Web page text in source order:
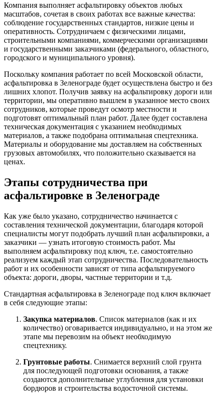
Компания выполняет асфальтировку объектов любых
масштабов, сочетая в своих работах все важные качества:
соблюдение государственных стандартов, низкие цены и
оперативность. Сотрудничаем с физическими лицами,
строительными компаниями, коммерческими организациями
и государственными заказчиками (федерального, областного,
городского и муниципального уровня).
Поскольку компания работает по всей Московской области,
асфальтировка в Зеленограде будет осуществлена быстро и без
лишних хлопот. Получив заявку на асфальтировку дороги или
территории, мы оперативно вышлем в указанное место своих
сотрудников, которые проведут осмотр местности и
подготовят оптимальный план работ. Далее будет составлена
техническая документация с указанием необходимых
материалов, а также подобрана оптимальная спецтехника.
Материалы и оборудование мы доставляем на собственных
грузовых автомобилях, что положительно сказывается на
ценах.
Этапы сотрудничества при
асфальтировке в Зеленограде
Как уже было указано, сотрудничество начинается с
составления технической документации, благодаря которой
специалисты могут подобрать лучший план асфальтировки, а
заказчики — узнать итоговую стоимость работ. Мы
выполняем асфальтировку под ключ, т.е. самостоятельно
реализуем каждый этап сотрудничества. Последовательность
работ и их особенности зависят от типа асфальтируемого
объекта: дороги, дворы, частные территории и т.д.
Стандартная асфальтировка в Зеленограде под ключ включает
в себя следующие этапы:
Закупка материалов. Список материалов (как и их
количество) оговаривается индивидуально, и на этом же
этапе мы перевозим на объект необходимую
спецтехнику.
Грунтовые работы. Снимается верхний слой грунта
для последующей подготовки основания, а также
создаются дополнительные углубления для установки
бордюров и строительства водосточной системы.